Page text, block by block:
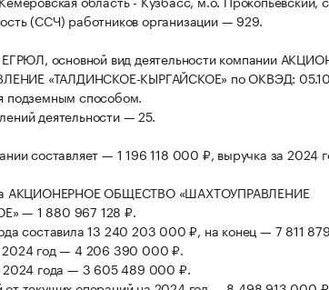
(ССЧ) работников организации — 929.
ЕГРЮЛ, основной вид деятельности компании
«ТАЛДИНСКОЕ-КЫРГАЙСКОЕ» по ОКВЭД:
подземным способом.
деятельности — 25.
составляет — 1 196 118 000 ₽, выручка за 2024
АКЦИОНЕРНОЕ ОБЩЕСТВО «ШАХТОУПРАВЛЕНИЕ
— 1 880 967 128 ₽.
составила 13 240 203 000 ₽, на конец — 7 811
2024 год — 4 206 390 000 ₽.
2024 года — 3 605 489 000 ₽.